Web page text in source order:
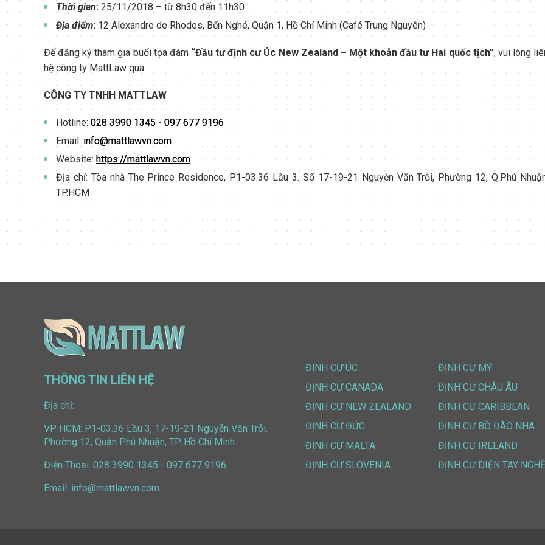
Thời gian: 25/11/2018 – từ 8h30 đến 11h30
Địa điểm: 12 Alexandre de Rhodes, Bến Nghé, Quận 1, Hồ Chí Minh (Café Trung Nguyên)
Để đăng ký tham gia buổi tọa đàm“Đầu tư định cư Úc New Zealand– Một khoản đầu tư Hai quốc tịch”, vui lòng
hệ công ty MattLaw qua:
CÔNG TY TNHH MATTLAW
Hotline: 028 3990 1345 - 097 677 9196
Email: info@mattlawvn.com
Website: https://mattlawvn.com
Địa chỉ: Tòa nhà The Prince Residence, P1-03.36 Lầu 3. Số 17-19-21 Nguyễn Văn Trỗi, Phường 12, Q.Phú
TP.HCM
THÔNG TIN LIÊN HỆ
Địa chỉ:
VP HCM: P1-03.36 Lầu 3, 17-19-21 Nguyễn Văn Trỗi,
Phường 12, Quận Phú Nhuận, TP. Hồ Chí Minh
Điện Thoại: 028 3990 1345 - 097 677 9196
Email: info@mattlawvn.com
ĐỊNH CƯ ÚC
ĐỊNH CƯ MỸ
ĐỊNH CƯ CANADA
ĐỊNH CƯ CHÂU ÂU
ĐỊNH CƯ NEW ZEALAND
ĐỊNH CƯ CARIBBEAN
ĐỊNH CƯ ĐỨC
ĐỊNH CƯ BỒ ĐÀO NHA
ĐỊNH CƯ MALTA
ĐỊNH CƯ IRELAND
ĐỊNH CƯ SLOVENIA
ĐỊNH CƯ DIỆN TAY NGHỀ